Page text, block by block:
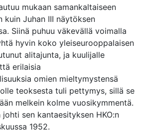
mukaan samankaltaiseen
kuin Juhan III näytöksen
Siinä puhuu väkevällä voimalla
hyvin koko yleiseurooppalaisen
alitajunta, ja kuulijalle
erilaisia
omien mieltymystensä
teoksesta tuli pettymys, sillä se
melkein kolme vuosikymmentä.
johti sen kantaesityksen HKO:n
1952.